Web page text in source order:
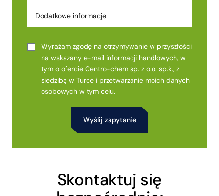
Wyrażam zgodę na otrzymywanie w przyszłości
na wskazany e-mail informacji handlowych, w
tym o ofercie Centro-chem sp. z o.o. sp.k., z
siedzibą w Turce i przetwarzanie moich danych
osobowych w tym celu.
Skontaktuj się